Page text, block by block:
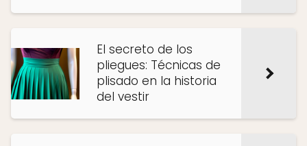
El secreto de los
pliegues: Técnicas de
plisado en la historia
del vestir